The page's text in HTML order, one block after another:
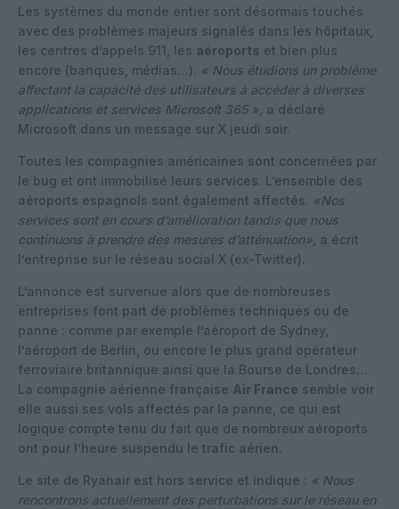
Les systèmes du monde entier sont désormais touchés
avec des problèmes majeurs signalés dans les hôpitaux,
les centres d’appels 911, les aéroports et bien plus
encore (banques, médias…). « Nous étudions un problème
affectant la capacité des utilisateurs à accéder à diverses
applications et services Microsoft 365 », a déclaré
Microsoft dans un message sur X jeudi soir.
Toutes les compagnies américaines sont concernées par
le bug et ont immobilisé leurs services. L’ensemble des
aéroports espagnols sont également affectés. «Nos
services sont en cours d’amélioration tandis que nous
continuons à prendre des mesures d’atténuation», a écrit
l’entreprise sur le réseau social X (ex-Twitter).
L’annonce est survenue alors que de nombreuses
entreprises font part de problèmes techniques ou de
panne : comme par exemple l’aéroport de Sydney,
l’aéroport de Berlin, ou encore le plus grand opérateur
ferroviaire britannique ainsi que la Bourse de Londres…
La compagnie aérienne française Air France semble voir
elle aussi ses vols affectés par la panne, ce qui est
logique compte tenu du fait que de nombreux aéroports
ont pour l’heure suspendu le trafic aérien.
Le site de Ryanair est hors service et indique : « Nous
rencontrons actuellement des perturbations sur le réseau en